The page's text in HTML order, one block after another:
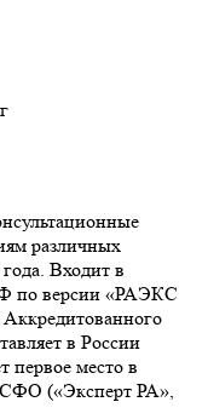
различных
Входит в
по версии «РАЭКС
Аккредитованного
в России
первое место в
(«Эксперт РА»,